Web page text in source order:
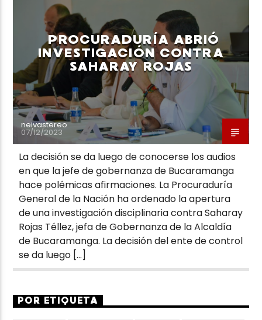
Neiva Estereo
PROCURADURÍA ABRIÓ
INVESTIGACIÓN CONTRA
SAHARAY ROJAS
neivastereo
07/12/2023
La decisión se da luego de conocerse los audios
en que la jefe de gobernanza de Bucaramanga
hace polémicas afirmaciones. La Procuraduría
General de la Nación ha ordenado la apertura
de una investigación disciplinaria contra Saharay
Rojas Téllez, jefa de Gobernanza de la Alcaldía
de Bucaramanga. La decisión del ente de control
se da luego […]
POR ETIQUETA